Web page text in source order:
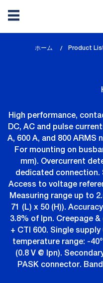
に
ホーム Product
High performance,
DC, AC and pulse
A, 600 A, and 800
For mounting on
mm). Overcurrent
dedicated connection.
Access to voltage
Measuring range up to
71 (L) x 50 (H)).
3.8% of Ipn. Creepage
+ CTI 600. Single
temperature range: -
(0.8 V @ Ipn).
PASK connector.